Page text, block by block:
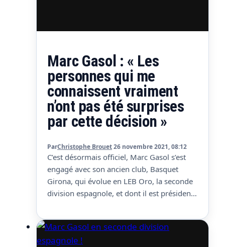
Marc Gasol : « Les
personnes qui me
connaissent vraiment
n’ont pas été surprises
par cette décision »
ParChristophe Brouet26 novembre 2021, 08:12
C’est désormais officiel, Marc Gasol s’est
engagé avec son ancien club, Basquet
Girona, qui évolue en LEB Oro, la seconde
division espagnole, et dont il est président
cœur a parlé quand il a décidé de signer à
Girona où il a joué de 2006 à 2008. « J’y
étais il y…